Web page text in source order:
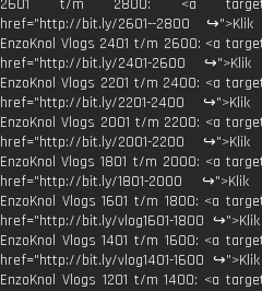
2601 t/m 2800: <a
href="http://bit.ly/2601--2800
EnzoKnol Vlogs 2401 t/m 2600: <a
href="http://bit.ly/2401-2600 ↪">Klik
EnzoKnol Vlogs 2201 t/m 2400: <a
href="http://bit.ly/2201-2400 ↪">Klik
EnzoKnol Vlogs 2001 t/m 2200: <a
href="http://bit.ly/2001-2200 ↪">Klik
EnzoKnol Vlogs 1801 t/m 2000: <a
href="http://bit.ly/1801-2000 ↪">Klik
EnzoKnol Vlogs 1601 t/m 1800: <a
href="http://bit.ly/vlog1601-1800
EnzoKnol Vlogs 1401 t/m 1600: <a
href="http://bit.ly/vlog1401-1600
EnzoKnol Vlogs 1201 t/m 1400: <a